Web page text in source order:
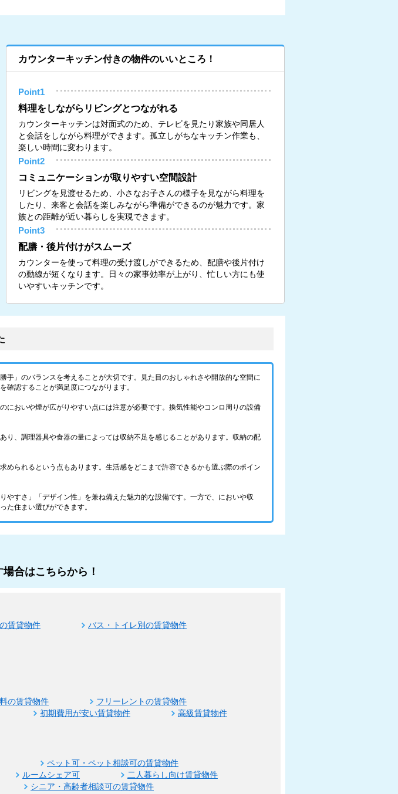
カウンターキッチン付きの物件のいいところ！
Point1
料理をしながらリビングとつながれる
カウンターキッチンは対面式のため、テレビを見たり家族や同居人
と会話をしながら料理ができます。孤立しがちなキッチン作業も、
楽しい時間に変わります。
Point2
コミュニケーションが取りやすい空間設計
リビングを見渡せるため、小さなお子さんの様子を見ながら料理を
したり、来客と会話を楽しみながら準備ができるのが魅力です。家
族との距離が近い暮らしを実現できます。
Point3
配膳・後片付けがスムーズ
カウンターを使って料理の受け渡しができるため、配膳や後片付け
の動線が短くなります。日々の家事効率が上がり、忙しい方にも使
いやすいキッチンです。
手」のバランスを考えることが大切です。見た目のおしゃれさや開放的な空間に
確認することが満足度につながります。
においや煙が広がりやすい点には注意が必要です。換気性能やコンロ周りの設備
り、調理器具や食器の量によっては収納不足を感じることがあります。収納の配
められるという点もあります。生活感をどこまで許容できるかも選ぶ際のポイン
やすさ」「デザイン性」を兼ね備えた魅力的な設備です。一方で、においや収
た住まい選びができます。
合はこちらから！
賃貸物件 バス・トイレ別の賃貸物件
の賃貸物件
フリーレントの賃貸物件
初期費用が安い賃貸物件
高級賃貸物件
ペット可・ペット相談可の賃貸物件
ルームシェア可
二人暮らし向け賃貸物件
シニア・高齢者相談可の賃貸物件